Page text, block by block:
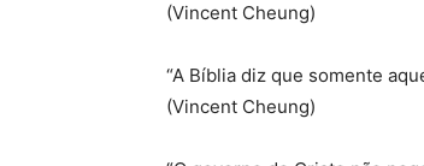
(Vincent Cheung)
“A Bíblia diz que somente
(Vincent Cheung)